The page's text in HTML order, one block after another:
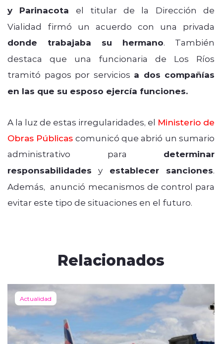
y Parinacota el titular de la Dirección de
Vialidad firmó un acuerdo con una privada
donde trabajaba su hermano. También
destaca que una funcionaria de Los Ríos
tramitó pagos por servicios a dos compañías
en las que su esposo ejercía funciones.
A la luz de estas irregularidades, el Ministerio de
Obras Públicas comunicó que abrió un sumario
administrativo para determinar
responsabilidades y establecer sanciones.
Además, anunció mecanismos de control para
evitar este tipo de situaciones en el futuro.
Relacionados
Actualidad